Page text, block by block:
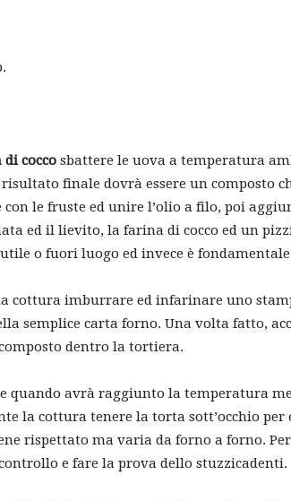
cocco sbattere le uova a temperatura
finale dovrà essere un composto
le fruste ed unire l’olio a filo, poi
ed il lievito, la farina di cocco ed un
o fuori luogo ed invece è
cottura imburrare ed infarinare uno
semplice carta forno. Una volta fatto,
dentro la tortiera.
quando avrà raggiunto la temperatura
la cottura tenere la torta sott’occhio per
rispettato ma varia da forno a forno.
e fare la prova dello stuzzicadenti.